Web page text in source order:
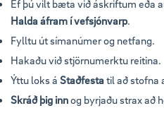
Ef þú vilt bæta við áskriftum eða
Halda áfram í vefsjónvarp.
Fylltu út símanúmer og netfang.
Hakaðu við stjörnumerktu reitina.
Ýttu loks á Staðfestatil að stofna
Skráð þig innog byrjaðu strax að